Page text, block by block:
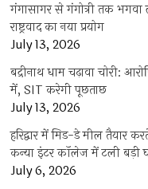
गंगासागर से गंगोत्री तक भगवा
राष्ट्रवाद का नया प्रयोग
July 13, 2026
बद्रीनाथ धाम चढ़ावा चोरी:
में, SIT करेगी पूछताछ
July 13, 2026
हरिद्वार में मिड-डे मील
कन्या इंटर कॉलेज में टली बड़ी
July 6, 2026